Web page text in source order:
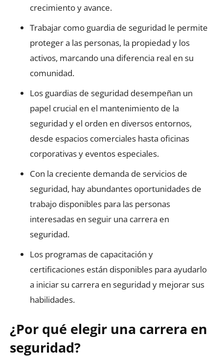
crecimiento y avance.
Trabajar como guardia de seguridad le permite
proteger a las personas, la propiedad y los
activos, marcando una diferencia real en su
comunidad.
Los guardias de seguridad desempeñan un
papel crucial en el mantenimiento de la
seguridad y el orden en diversos entornos,
desde espacios comerciales hasta oficinas
corporativas y eventos especiales.
Con la creciente demanda de servicios de
seguridad, hay abundantes oportunidades de
trabajo disponibles para las personas
interesadas en seguir una carrera en
seguridad.
Los programas de capacitación y
certificaciones están disponibles para ayudarlo
a iniciar su carrera en seguridad y mejorar sus
habilidades.
¿Por qué elegir una carrera en
seguridad?